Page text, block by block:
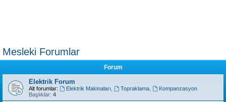
Mesleki Forumlar
Forum
Elektrik Forum
Alt forumlar: Elektrik Makinaları Topraklama,
Kompanzasyon
Başlıklar: 4